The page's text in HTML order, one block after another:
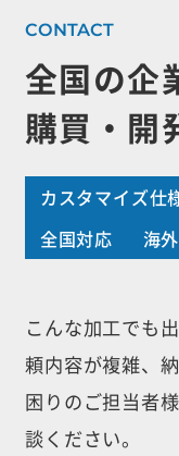
全国の企
購買・開
カスタマイズ仕
全国対応
海
こんな加工でも
頼内容が複雑、納
困りのご担当者
談ください。